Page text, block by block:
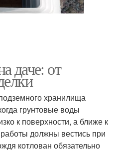
даче: от
хранилища
грунтовые воды
к поверхности, а ближе к
должны вестись при
котлован обязательно